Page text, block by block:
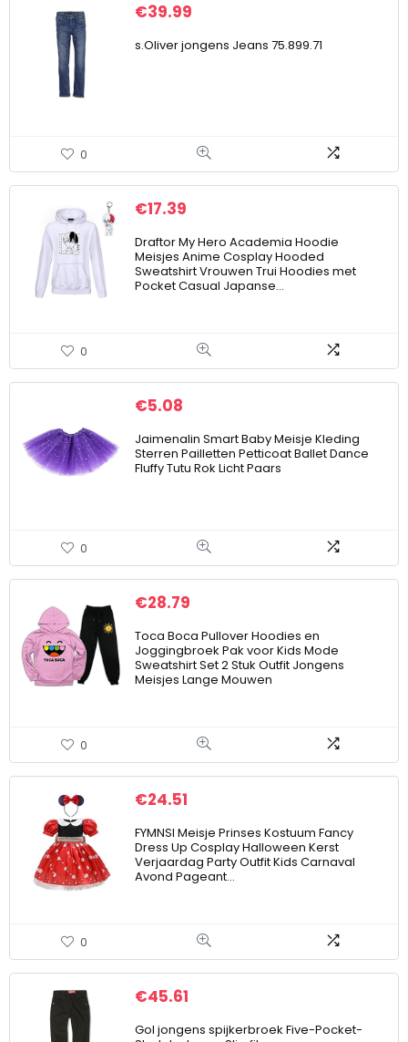
€39.99
s.Oliver jongens Jeans 75.899.71
0
€17.39
Draftor My Hero Academia Hoodie
Meisjes Anime Cosplay Hooded
Sweatshirt Vrouwen Trui Hoodies met
Pocket Casual Japanse…
0
€5.08
Jaimenalin Smart Baby Meisje Kleding
Sterren Pailletten Petticoat Ballet Dance
Fluffy Tutu Rok Licht Paars
0
€28.79
Toca Boca Pullover Hoodies en
Joggingbroek Pak voor Kids Mode
Sweatshirt Set 2 Stuk Outfit Jongens
Meisjes Lange Mouwen
0
€24.51
FYMNSI Meisje Prinses Kostuum Fancy
Dress Up Cosplay Halloween Kerst
Verjaardag Party Outfit Kids Carnaval
Avond Pageant…
0
€45.61
Gol jongens spijkerbroek Five-Pocket-